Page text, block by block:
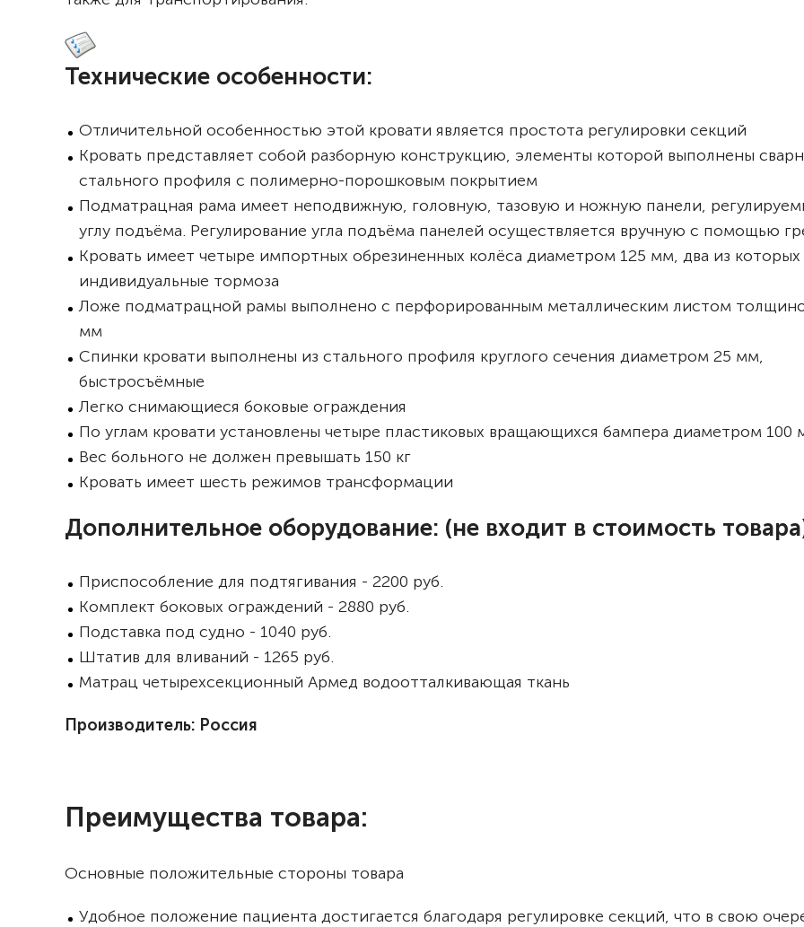
Технические особенности:
Отличительной особенностью этой кровати является простота регулировки секций
Кровать представляет собой разборную конструкцию, элементы которой выполнены
стального профиля с полимерно-порошковым покрытием
Подматрацная рама имеет неподвижную, головную, тазовую и ножную панели,
углу подъёма. Регулирование угла подъёма панелей осуществляется вручную с помощью
Кровать имеет четыре импортных обрезиненных колёса диаметром 125 мм, два из
индивидуальные тормоза
Ложе подматрацной рамы выполнено с перфорированным металлическим листом
мм
Спинки кровати выполнены из стального профиля круглого сечения диаметром 25 мм,
быстросъёмные
Легко снимающиеся боковые ограждения
По углам кровати установлены четыре пластиковых вращающихся бампера диаметром 100
Вес больного не должен превышать 150 кг
Кровать имеет шесть режимов трансформации
Дополнительное оборудование: (не входит в стоимость
Приспособление для подтягивания - 2200 руб.
Комплект боковых ограждений - 2880 руб.
Подставка под судно - 1040 руб.
Штатив для вливаний - 1265 руб.
Матрац четырехсекционный Армед водоотталкивающая ткань
Производитель: Россия
Преимущества товара:
Основные положительные стороны товара
Удобное положение пациента достигается благодаря регулировке секций, что в свою